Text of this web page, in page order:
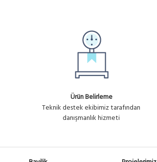
Ürün Belirleme
Teknik destek ekibimiz tarafından
danışmanlık hizmeti